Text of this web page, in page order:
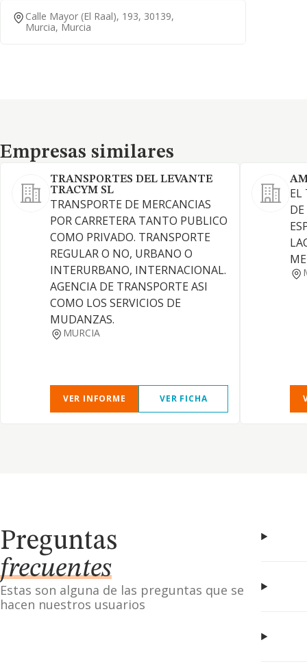
Calle Mayor (el Raal), 193, 30139,
Murcia, Murcia
Empresas similares
Empresas similares
TRANSPORTES DEL LEVANTE
TRACYM SL
TRANSPORTE DE MERCANCIAS
POR CARRETERA TANTO PUBLICO
COMO PRIVADO. TRANSPORTE
REGULAR O NO, URBANO O
INTERURBANO, INTERNACIONAL.
AGENCIA DE TRANSPORTE ASI
COMO LOS SERVICIOS DE
MUDANZAS.
MURCIA
VER INFORME VER FICHA
EL
Preguntas
frecuentes
Estas son alguna de las preguntas que se
hacen nuestros usuarios